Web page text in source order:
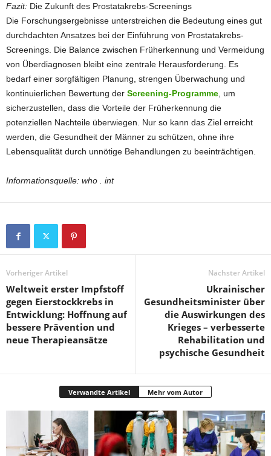
Fazit: Die Zukunft des Prostatakrebs-Screenings
Die Forschungsergebnisse unterstreichen die Bedeutung eines gut
durchdachten Ansatzes bei der Einführung von Prostatakrebs-
Screenings. Die Balance zwischen Früherkennung und Vermeidung
von Überdiagnosen bleibt eine zentrale Herausforderung. Es
bedarf einer sorgfältigen Planung, strengen Überwachung und
kontinuierlichen Bewertung der Screening-Programme , um
sicherzustellen, dass die Vorteile der Früherkennung die
potenziellen Nachteile überwiegen. Nur so kann das Ziel erreicht
werden, die Gesundheit der Männer zu schützen, ohne ihre
Lebensqualität durch unnötige Behandlungen zu beeinträchtigen.
Informationsquelle: who . int
Vorheriger Artikel
Weltweit erster Impfstoff
gegen Eierstockkrebs in
Entwicklung: Hoffnung auf
bessere Prävention und
neue Therapieansätze
Nächster Artikel
Ukrainischer
Gesundheitsminister über
die Auswirkungen des
Krieges – verbesserte
Rehabilitation und
psychische Gesundheit
Verwandte Artikel Mehr vom Autor